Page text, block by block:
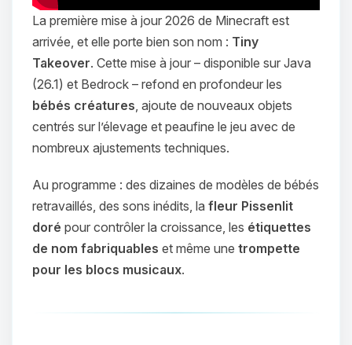
La première mise à jour 2026 de Minecraft est
arrivée, et elle porte bien son nom : Tiny
Takeover. Cette mise à jour – disponible sur Java
(26.1) et Bedrock – refond en profondeur les
bébés créatures, ajoute de nouveaux objets
centrés sur l’élevage et peaufine le jeu avec de
nombreux ajustements techniques.
Au programme : des dizaines de modèles de bébés
retravaillés, des sons inédits, la fleur Pissenlit
doré pour contrôler la croissance, les étiquettes
de nom fabriquables et même une trompette
pour les blocs musicaux.